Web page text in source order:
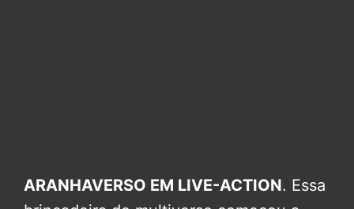
ARANHAVERSO EM LIVE-ACTION. Essa